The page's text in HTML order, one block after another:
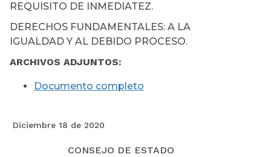
REQUISITO DE INMEDIATEZ.
DERECHOS FUNDAMENTALES: A LA
IGUALDAD Y AL DEBIDO PROCESO.
ARCHIVOS ADJUNTOS:
Documento completo
Diciembre 18 de 2020
CONSEJO DE ESTADO